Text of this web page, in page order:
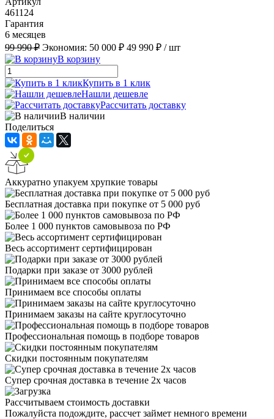
461124
Гарантия
6 месяцев
99 990 ₽ Экономия: 50 000 ₽ 49 990 ₽ / шт
В корзину
Купить в 1 клик
Нашли дешевле
Рассчитать доставку
В наличии
Поделиться
Аккуратно упакуем хрупкие товары
Бесплатная доставка при покупке от 5 000 руб
Более 1 000 пунктов самовывоза по РФ
Весь ассортимент сертифицирован
Подарки при заказе от 3000 рублей
Принимаем все способы оплаты
Принимаем заказы на сайте круглосуточно
Профессиональная помощь в подборе товаров
Скидки постоянным покупателям
Супер срочная доставка в течение 2х часов
Рассчитываем стоимость доставки
Пожалуйста подождите, рассчет займет немного времени